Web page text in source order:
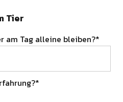
Tier
am Tag alleine bleiben?*